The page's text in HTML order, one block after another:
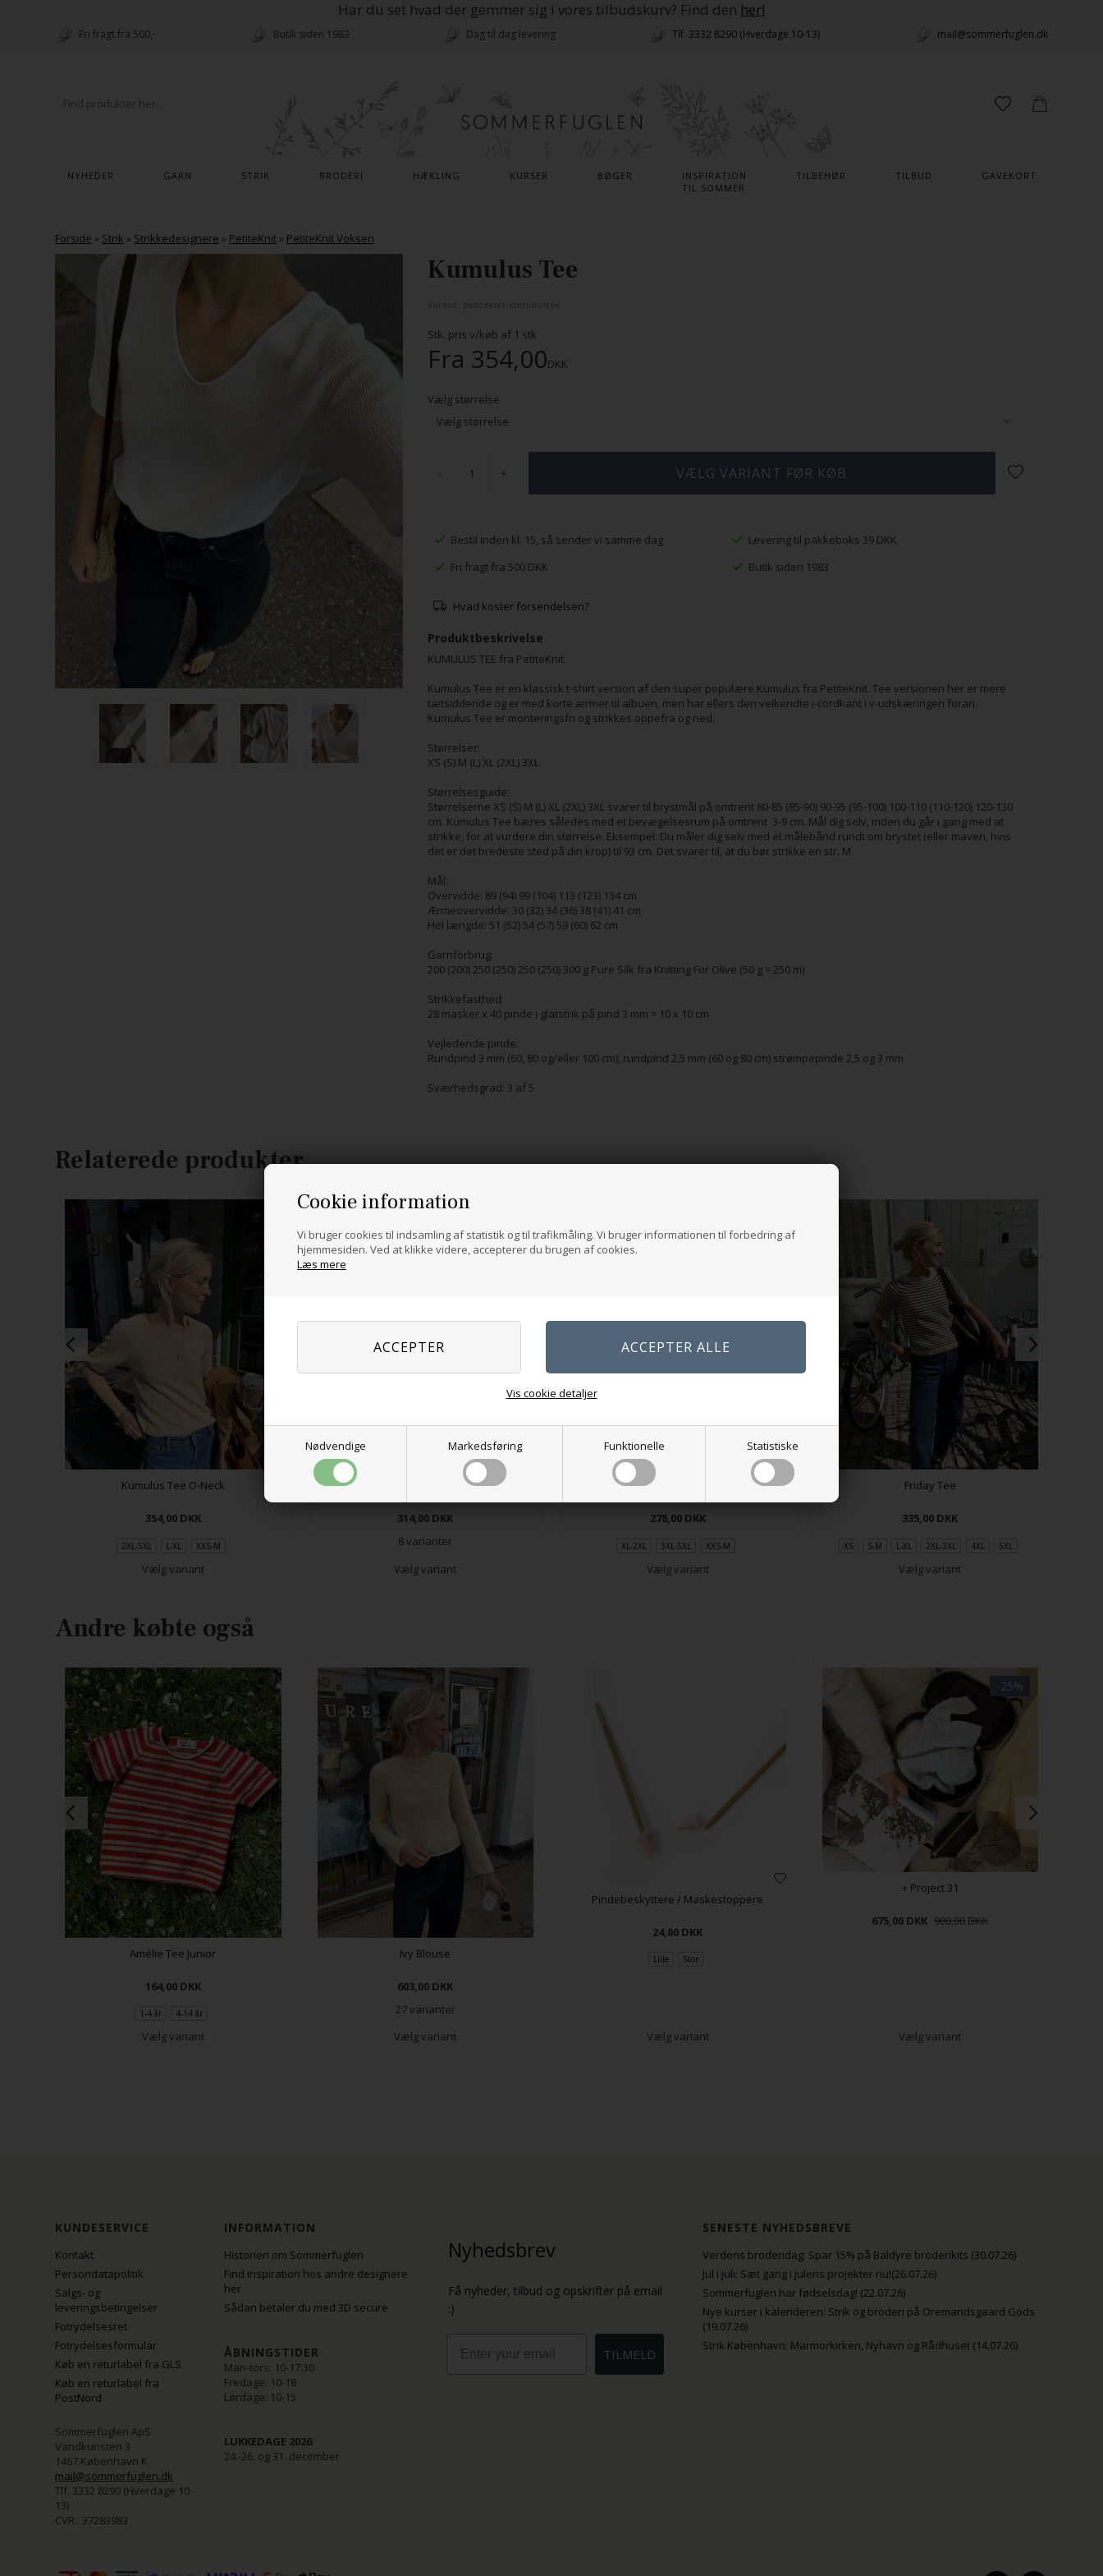
Har du set hvad der gemmer sig i vores tilbudskurv? Find den her!
Cookie information
Vi bruger cookies til indsamling af statistik og til trafikmåling. Vi bruger informationen til forbedring af
hjemmesiden. Ved at klikke videre, accepterer du brugen af cookies.
Læs mere
Nødvendige Markedsføring Funktionelle Statistiske
Vis cookie detaljer
Fri fragt fra 500,- Butik siden 1983 Dag til dag levering Tlf. 3332 8290 (Hverdage 10-13) mail@sommerfuglen.dk
NYHEDER GARN STRIK BRODERI HÆKLING KURSER BØGER
INSPIRATION
TIL SOMMER
TILBEHØR TILBUD GAVEKORT
Forside » Strik » Strikkedesignere » PetiteKnit» PetiteKnit Voksen
Kumulus Tee
petiteknit-kumulustee
Stk. pris v/køb af 1 stk
Fra 354,00DKK
Vælg størrelse
- +
Bestil inden kl. 15, så sender vi samme dag
Levering til pakkeboks 39 DKK
Fri fragt fra 500 DKK
Butik siden 1983
Hvad koster forsendelsen?
Produktbeskrivelse
KUMULUS TEE fra PetiteKnit
Kumulus Tee er en klassisk t-shirt version af den super populære Kumulus fra PetiteKnit. Tee versionen her er mere
tætsiddende og er med korte ærmer til albuen, men har ellers den velkendte i-cordkant i v-udskæringen foran.
Kumulus Tee er monteringsfri og strikkes oppefra og ned.
Størrelser:
XS (S) M (L) XL (2XL) 3XL
Størrelsesguide:
Størrelserne XS (S) M (L) XL (2XL) 3XL svarer til brystmål på omtrent 80-85 (85-90) 90-95 (95-100) 100-110 (110-120) 120-130
cm. Kumulus Tee bæres således med et bevægelsesrum på omtrent 3-9 cm. Mål dig selv, inden du går i gang med at
strikke, for at vurdere din størrelse. Eksempel: Du måler dig selv med et målebånd rundt om brystet (eller maven, hvis
det er det bredeste sted på din krop) til 93 cm. Det svarer til, at du bør strikke en str. M.
Mål:
Overvidde: 89 (94) 99 (104) 113 (123) 134 cm
Ærmeovervidde: 30 (32) 34 (36) 38 (41) 41 cm
Hel længde: 51 (52) 54 (57) 59 (60) 62 cm
Garnforbrug:
200 (200) 250 (250) 250 (250) 300 g Pure Silk fra Knitting For Olive (50 g = 250 m)
Strikkefasthed:
28 masker x 40 pinde i glatstrik på pind 3 mm = 10 x 10 cm
Vejledende pinde:
Rundpind 3 mm (60, 80 og/eller 100 cm), rundpind 2,5 mm (60 og 80 cm) strømpepinde 2,5 og 3 mm
Sværhedsgrad: 3 af 5
Relaterede produkter
Kumulus Tee O-Neck
354,00 DKK
2XL-5XL L-XL XXS-M
Vælg variant
314,00 DKK
8 varianter
Vælg variant
Amélie Tee
278,00 DKK
XL-2XL 3XL-5XL XXS-M
Vælg variant
Friday Tee
335,00 DKK
XS S-M L-XL 2XL-3XL 4XL 5XL
Vælg variant
Andre købte også
Amélie Tee Junior
164,00 DKK
1-4 år 4-14 år
Vælg variant
Ivy Blouse
603,00 DKK
27 varianter
Vælg variant
Pindebeskyttere / Maskestoppere
24,00 DKK
Lille Stor
Vælg variant
+ Project 31
675,00 DKK 900,00
Vælg variant
KUNDESERVICE
Kontakt
Persondatapolitik
Salgs- og
leveringsbetingelser
Fotrydelsesret
Fotrydelsesformular
Køb en returlabel fra GLS
Køb en returlabel fra
PostNord
Sommerfuglen ApS
Vandkunsten 3
1467 København K
mail@sommerfuglen.dk
Tlf. 3332 8290 (Hverdage 10-
13)
CVR.: 37283983
INFORMATION
Historien om Sommerfuglen
Find inspiration hos andre designere
her
Sådan betaler du med 3D secure
ÅBNINGSTIDER
Man-tors: 10-17:30
Fredage: 10-18
Lørdage: 10-15
LUKKEDAGE 2026
24.-26. og 31. december
Nyhedsbrev
Få nyheder, tilbud og opskrifter på email
:)
TILMELD
SENESTE NYHEDSBREVE
Verdens broderidag: Spar 15% på Baldyre broderikits (30.07.26)
Jul i juli: Sæt gang i julens projekter nu!(26.07.26)
Sommerfuglen har fødselsdag! (22.07.26)
Nye kurser i kalenderen: Strik og broderi på Oremandsgaard Gods
(19.07.26)
Strik København: Marmorkirken, Nyhavn og Rådhuset (14.07.26)